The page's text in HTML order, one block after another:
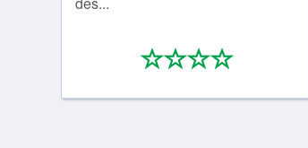
****
0/4